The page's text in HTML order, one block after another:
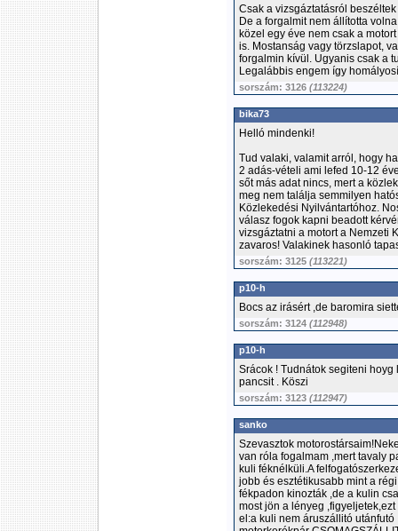
Csak a vizsgáztatásról
De a forgalmit nem állította
közel egy éve nem csak a
is. Mostanság vagy törzslapot,
forgalmin kívül. Ugyanis csak a
Legalábbis engem így
sorszám: 3126 (113224)
bika73
Helló mindenki!
Tud valaki, valamit arról, hogy
2 adás-vételi ami lefed 10-12
sőt más adat nincs, mert a
meg nem találja semmilyen
Közlekedési Nyilvántartóhoz.
válasz fogok kapni beadott
vizsgáztatni a motort a Nemzeti
zavaros! Valakinek hasonló
sorszám: 3125 (113221)
p10-h
Bocs az irásért ,de baromira
sorszám: 3124 (112948)
p10-h
Srácok ! Tudnátok segiteni
pancsit . Köszi
sorszám: 3123 (112947)
sanko
Szevasztok
van róla fogalmam ,mert tavaly
kuli féknélküli.A
jobb és esztétikusabb mint a
fékpadon kinozták ,de a kulin
most jön a lényeg
el:a kuli nem áruszállitó